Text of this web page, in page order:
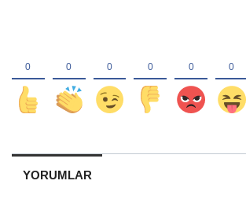
YORUMLAR